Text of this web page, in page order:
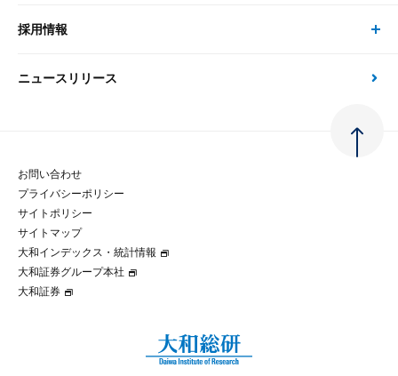
大和総研の強み
先端テクノロジーに基づく新たな価値の創出
政策分析
金融経済教育等
コラム
大和インデックス・統計情報
次世代社会への貢献
マルチステークホルダー方針
パートナーシップ構築宣言
会社情報 トップ
会社概要・役員一覧
大和総研の歩み
グループ会社
採用情報
採用情報 トップ
経験者採用
ニュースリリース
お問い合わせ
プライバシーポリシー
サイトポリシー
サイトマップ
大和インデックス・統計情報
大和証券グループ本社
大和証券